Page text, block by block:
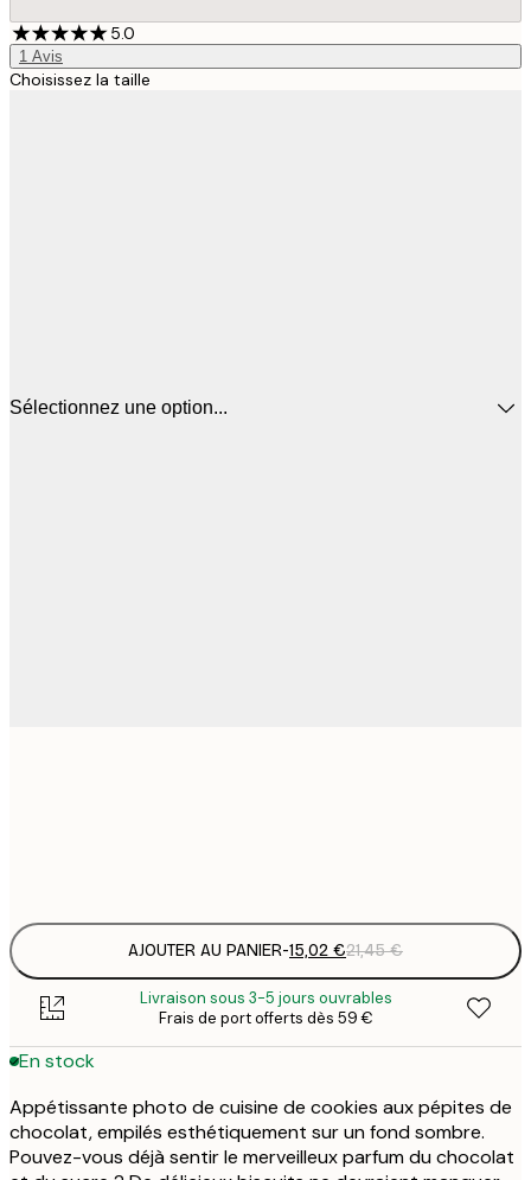
5.0
1 Avis
Choisissez la taille
Sélectionnez une option...
AJOUTER AU PANIER-15,02 €21,45 €
Livraison sous 3-5 jours ouvrables
Frais de port offerts dès 59 €
En stock
Appétissante photo de cuisine de cookies aux pépites de
chocolat, empilés esthétiquement sur un fond sombre.
Pouvez-vous déjà sentir le merveilleux parfum du chocolat